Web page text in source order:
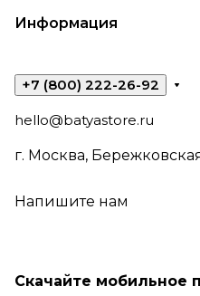
Информация
+7 (800) 222-26-92
hello@batyastore.ru
г. Москва,
Напишите нам
Скачайте мобильное